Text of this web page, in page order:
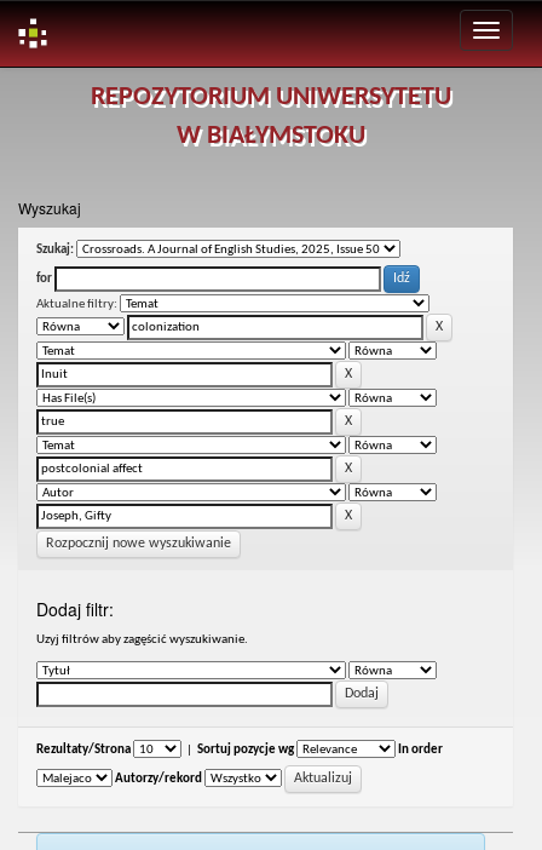
REPOZYTORIUM UNIWERSYTETU
W BIAŁYMSTOKU
Wyszukaj
Szukaj:
for
Aktualne filtry:
Rozpocznij nowe wyszukiwanie
Dodaj filtr:
Uzyj filtrów aby zagęścić wyszukiwanie.
Rezultaty/Strona Sortuj pozycje wg In order
Autorzy/rekord